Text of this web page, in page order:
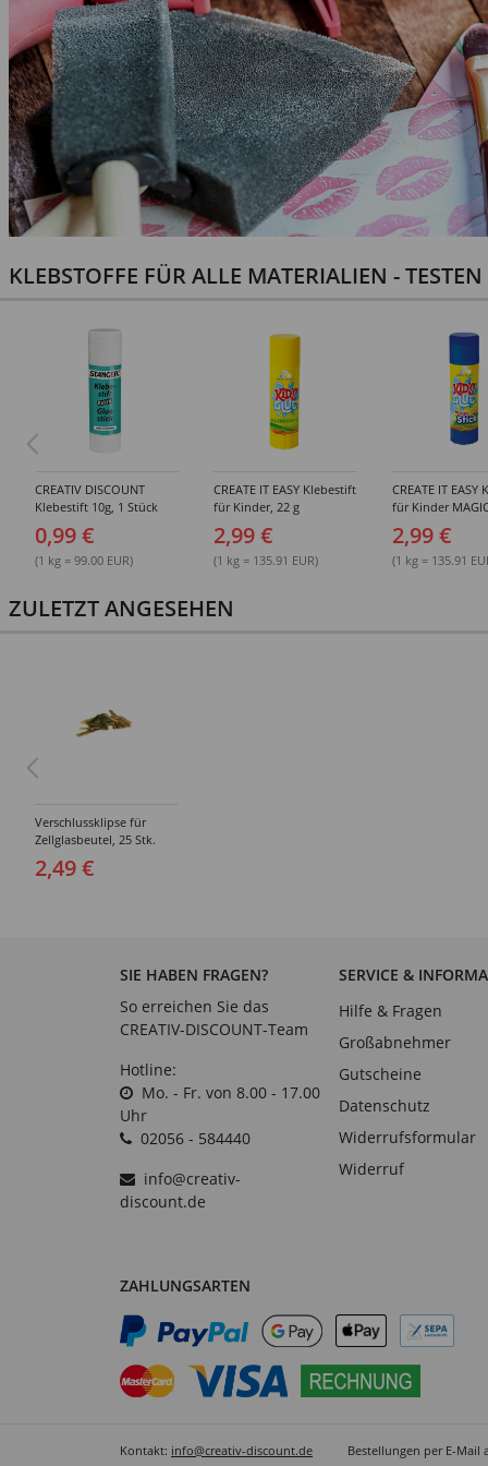
KLEBSTOFFE FÜR ALLE MATERIALIEN -
CREATIV DISCOUNT
Klebestift 10g, 1 Stück
0,99 €
(1 kg = 99.00 EUR)
CREATE IT EASY Klebestift
für Kinder, 22 g
2,99 €
(1 kg = 135.91 EUR)
CREATE IT
für Kinder
2,99 €
(1 kg = 135.91
ZULETZT ANGESEHEN
Verschlussklipse für
Zellglasbeutel, 25 Stk.
gold
2,49 €
SIE HABEN FRAGEN?
So erreichen Sie das
CREATIV-DISCOUNT-Team
Hotline:
Mo. - Fr. von 8.00 - 17.00
Uhr
02056 - 584440
info@creativ-
discount.de
SERVICE &
Hilfe & Fragen
Großabnehmer
Gutscheine
Datenschutz
Widerrufsformular
Widerruf
ZAHLUNGSARTEN
Kontakt: info@creativ-discount.de Bestellungen per E-Mail